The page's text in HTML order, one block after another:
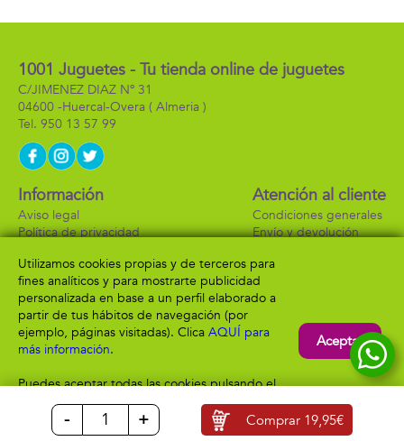
- + Comprar 19,95€
Modelos surtidos
1001 Juguetes - Tu tienda online de juguetes
C/JIMENEZ DIAZ Nº 31
04600 -Huercal-Overa ( Almeria )
950 13 57 99
Información
Aviso legal
Política de privacidad
Atención al cliente
Condiciones generales
Envío y devolución
Formas de pago
Utilizamos cookies propias y de terceros para
fines analíticos y para mostrarte publicidad
personalizada en base a un perfil elaborado a
partir de tus hábitos de navegación (por
ejemplo, páginas visitadas). Clica AQUÍ para
más información.
Puedes aceptar todas las cookies pulsando el
botón “Aceptar” o configurarlas o rechazar su
uso clicando
AQUÍ
Aceptar